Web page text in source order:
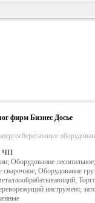
фирм Бизнес Досье
ЧП
Оборудование
сварочное; Оборудование
инструмент,